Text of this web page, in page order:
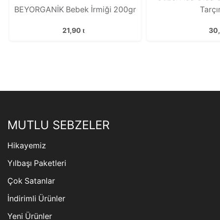
BEYORGANİK Bebek İrmiği 200gr
21,90
MUTLU SEBZELER
Hikayemiz
Yılbaşı Paketleri
Çok Satanlar
İndirimli Ürünler
Yeni Ürünler